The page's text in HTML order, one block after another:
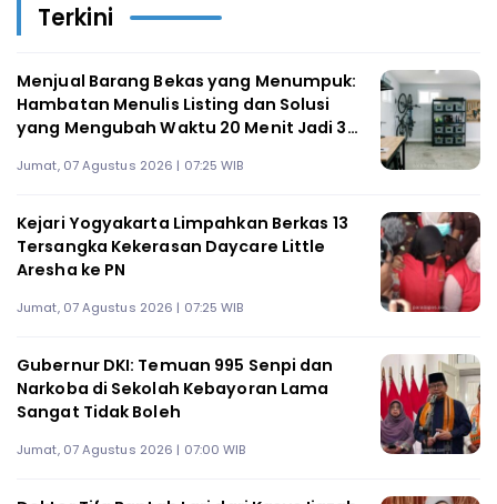
Terkini
Menjual Barang Bekas yang Menumpuk:
Hambatan Menulis Listing dan Solusi
yang Mengubah Waktu 20 Menit Jadi 3
Jumat, 07 Agustus 2026 | 07:25 WIB
Kejari Yogyakarta Limpahkan Berkas 13
Tersangka Kekerasan Daycare Little
Aresha ke PN
Jumat, 07 Agustus 2026 | 07:25 WIB
Gubernur DKI: Temuan 995 Senpi dan
Narkoba di Sekolah Kebayoran Lama
Sangat Tidak Boleh
Jumat, 07 Agustus 2026 | 07:00 WIB